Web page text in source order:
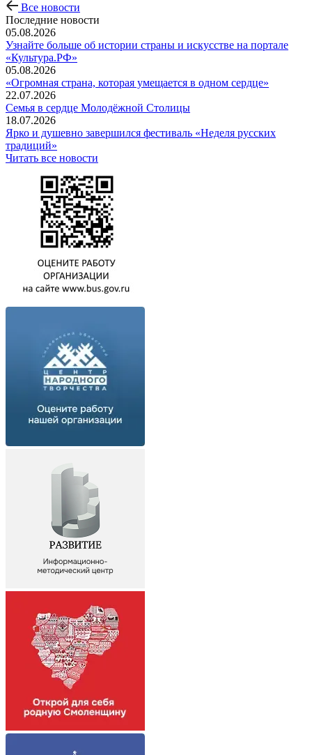
Все новости
Последние новости
05.08.2026
Узнайте больше об истории страны и искусстве на портале
«Культура.РФ»
05.08.2026
«Огромная страна, которая умещается в одном сердце»
22.07.2026
Семья в сердце Молодёжной Столицы
18.07.2026
Ярко и душевно завершился фестиваль «Неделя русских
традиций»
Читать все новости